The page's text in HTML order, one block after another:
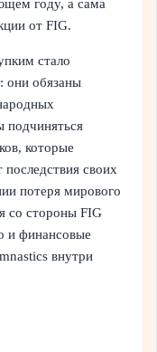
году, а сама
от FIG.
стало
они обязаны
подчиняться
которые
своих
потеря мирового
со стороны FIG
и финансовые
внутри